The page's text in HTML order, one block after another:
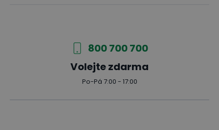
800 700 700
Volejte zdarma
Po-Pá 7:00 - 17:00